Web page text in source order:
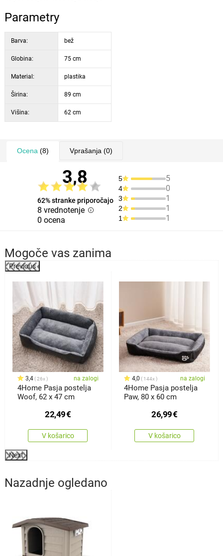
Parametry
Barva: bež
Globina: 75 cm
Material: plastika
Širina: 89 cm
Višina: 62 cm
Ocena (8) Vprašanja (0)
3,8
62% stranke priporočajo
8 vrednotenje
0 ocena
5 5
4 0
3 1
2 1
1 1
Mogoče vas zanima
Previous
3,4 26x na zalogi
4Home Pasja postelja
Woof, 62 x 47 cm
22,49€
V košarico
4,0 144x na zalogi
4Home Pasja postelja
Paw, 80 x 60 cm
26,99€
V košarico
Next
Nazadnje ogledano